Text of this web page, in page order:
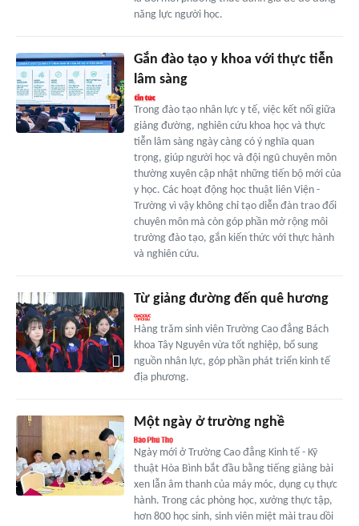
năng lực người học.
Gắn đào tạo y khoa với thực tiễn
lâm sàng
Trong đào tạo nhân lực y tế, việc kết nối giữa
giảng đường, nghiên cứu khoa học và thực
tiễn lâm sàng ngày càng có ý nghĩa quan
trọng, giúp người học và đội ngũ chuyên môn
thường xuyên cập nhật những tiến bộ mới của
y học. Các hoạt động học thuật liên Viện -
Trường vì vậy không chỉ tạo diễn đàn trao đổi
chuyên môn mà còn góp phần mở rộng môi
trường đào tạo, gắn kiến thức với thực hành
và nghiên cứu.
Từ giảng đường đến quê hương
Hàng trăm sinh viên Trường Cao đẳng Bách
khoa Tây Nguyên vừa tốt nghiệp, bổ sung
nguồn nhân lực, góp phần phát triển kinh tế
địa phương.
Một ngày ở trường nghề
Ngày mới ở Trường Cao đẳng Kinh tế - Kỹ
thuật Hòa Bình bắt đầu bằng tiếng giảng bài
xen lẫn âm thanh của máy móc, dụng cụ thực
hành. Trong các phòng học, xưởng thực tập,
hơn 800 học sinh, sinh viên miệt mài trau dồi